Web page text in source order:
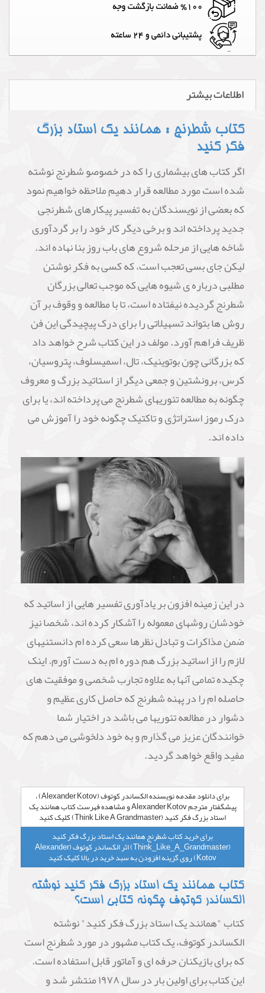
اطلاعات بیشتر
کتاب شطرنج : همانند یک استاد بزرگ
فکر کنید
اگر کتاب های بیشماری را که در خصوصو شطرنج نوشته
شده است مورد مطالعه قرار دهیم ملاحظه خواهیم نمود
که بعضی از نویسندگان به تفسیر پیکارهای شطرنجی
جدید پرداخته اند و برخی دیگر کار خود را بر گردآوری
شاخه هایی از مرحله شروع های باب روز بنا نهاده اند.
لیکن جای بسی تعجب است، که کسی به فکر نوشتن
مطلبی درباره ی شیوه هایی که موجب تعالی بزرگان
شطرنج گردیده نیفتاده است، تا با مطالعه و وقوف بر آن
روش ها بتواند تسهیلاتی را برای درک پیچیدگی این فن
ظریف فراهم آورد. مولف در این کتاب شرح خواهد داد
که بزرگانی چون بوتوینیک، تال، اسمیسلوف، پتروسیان،
کرس، برونشتین و جمعی دیگر از استاتید بزرگ و معروف
چگونه به مطالعه تئوریهای شطرنج می پرداخته اند، یا برای
درک رموز استراتژی و تاکتیک چگونه خود را آموزش می
داده اند.
در این زمینه افزون بر یادآوری تفسیر هایی از اساتید که
خودشان روشهای معموله را آشکار کرده اند، شخصا نیز
ضمن مذاکرات و تبادل نظرها سعی کرده ام دانستنیهای
لازم را از اساتید بزرگ هم دوره ام به دست آورم. اینک
چکیده تمامی آنها به علاوه تجارب شخصی و موفقیت های
حاصله ام را در پهنه شطرنج که حاصل کاری عظیم و
دشوار در مطالعه تئوریها می باشد در اختیار شما
خوانندگان عزیز می گذارم و به خود دلخوشی می دهم که
مفید واقع خواهد گردید.
برای دانلود مقدمه نویسنده الكساندر كوتوف (Alexander Kotov) ،
پیشگفتار مترجم Alexander Kotov و مشاهده فهرست کتاب همانند یک
استاد بزرگ فکر کنید (Think Like A Grandmaster) کلیک کنید
برای خرید کتاب شطرنج همانند یک استاد بزرگ فکر کنید
(Think_Like_A_Grandmaster) اثر الكساندر كوتوف (Alexander
Kotov) روی گزینه افزودن به سبد خرید در بالا کلیک کنید
کتاب همانند یک استاد بزرگ فکر کنید نوشته
الکساندر کوتوف چگونه کتابی است؟
کتاب "همانند یک استاد بزرگ فکر کنید" نوشته
الکساندر کوتوف، یک کتاب مشهور در مورد شطرنج است
که برای بازیکنان حرفه ای و آماتور قابل استفاده است.
این کتاب برای اولین بار در سال ۱۹۷۸ منتشر شد و